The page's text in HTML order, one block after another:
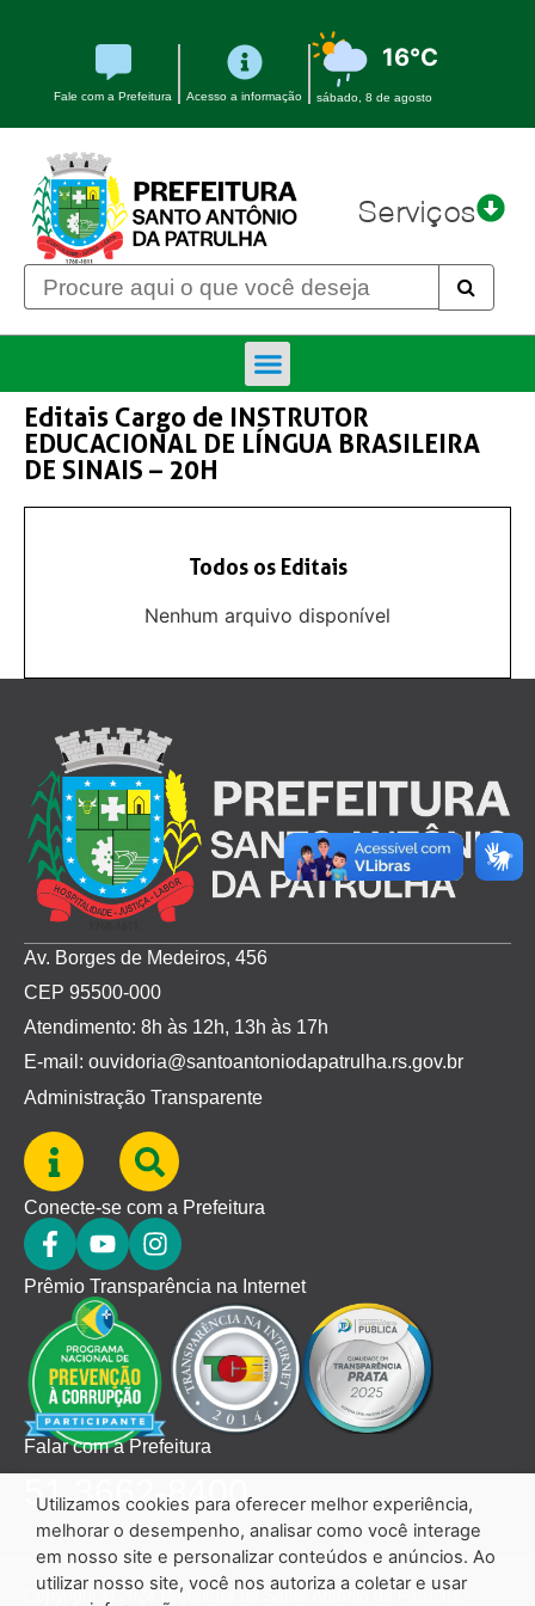
Fale com a Prefeitura Acesso a informação
16°C
sábado, 8 de agosto
Serviços
Editais Cargo de INSTRUTOR
EDUCACIONAL DE LÍNGUA BRASILEIRA
DE SINAIS – 20H
Todos os Editais
Nenhum arquivo disponível
Av. Borges de Medeiros, 456
CEP 95500-000
Atendimento: 8h às 12h, 13h às 17h
E-mail: ouvidoria@santoantoniodapatrulha.rs.gov.br
Administração Transparente
Conecte-se com a Prefeitura
Prêmio Transparência na Internet
Falar com a Prefeitura
51 3662-8400
Copyright © 2024 Prefeitura de Santo Antônio da Patrulha.
Utilizamos cookies para oferecer melhor experiência,
melhorar o desempenho, analisar como você interage
em nosso site e personalizar conteúdos e anúncios. Ao
utilizar nosso site, você nos autoriza a coletar e usar